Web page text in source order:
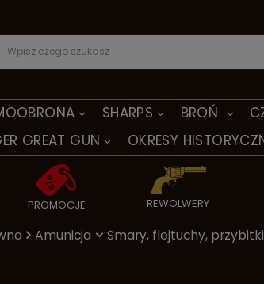
SHARPS BROŃ
GREAT GUN
OKRESY
PROMOCJE REWOLWERY
Amunicja Smary, flejtuchy,